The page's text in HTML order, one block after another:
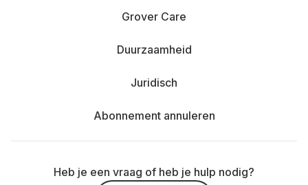
Grover Care
Duurzaamheid
Juridisch
Abonnement annuleren
Heb je een vraag of heb je hulp nodig?